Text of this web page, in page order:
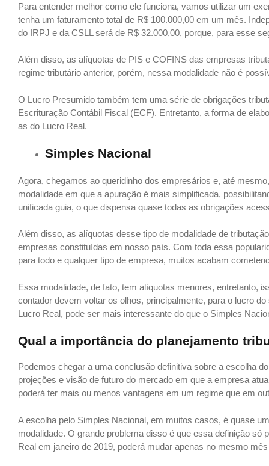
Para entender melhor como ele funciona, vamos utilizar um
tenha um faturamento total de R$ 100.000,00 em um mês.
do IRPJ e da CSLL será de R$ 32.000,00, porque, para esse
Além disso, as alíquotas de PIS e COFINS das empresas
regime tributário anterior, porém, nessa modalidade não é
O Lucro Presumido também tem uma série de obrigações
Escrituração Contábil Fiscal (ECF). Entretanto, a forma de
as do Lucro Real.
Simples Nacional
Agora, chegamos ao queridinho dos empresários e, até
modalidade em que a apuração é mais simplificada,
unificada guia, o que dispensa quase todas as obrigações
Além disso, as alíquotas desse tipo de modalidade de
empresas constituídas em nosso país. Com toda essa
para todo e qualquer tipo de empresa, muitos acabam
Essa modalidade, de fato, tem alíquotas menores, entretanto,
contador devem voltar os olhos, principalmente, para o lucro
Lucro Real, pode ser mais interessante do que o Simples
Qual a importância do planejamento
Podemos chegar a uma conclusão definitiva sobre a escolha
projeções e visão de futuro do mercado em que a empresa
poderá ter mais ou menos vantagens em um regime que em
A escolha pelo Simples Nacional, em muitos casos, é quase
modalidade. O grande problema disso é que essa definição
Real em janeiro de 2019, poderá mudar apenas no mesmo